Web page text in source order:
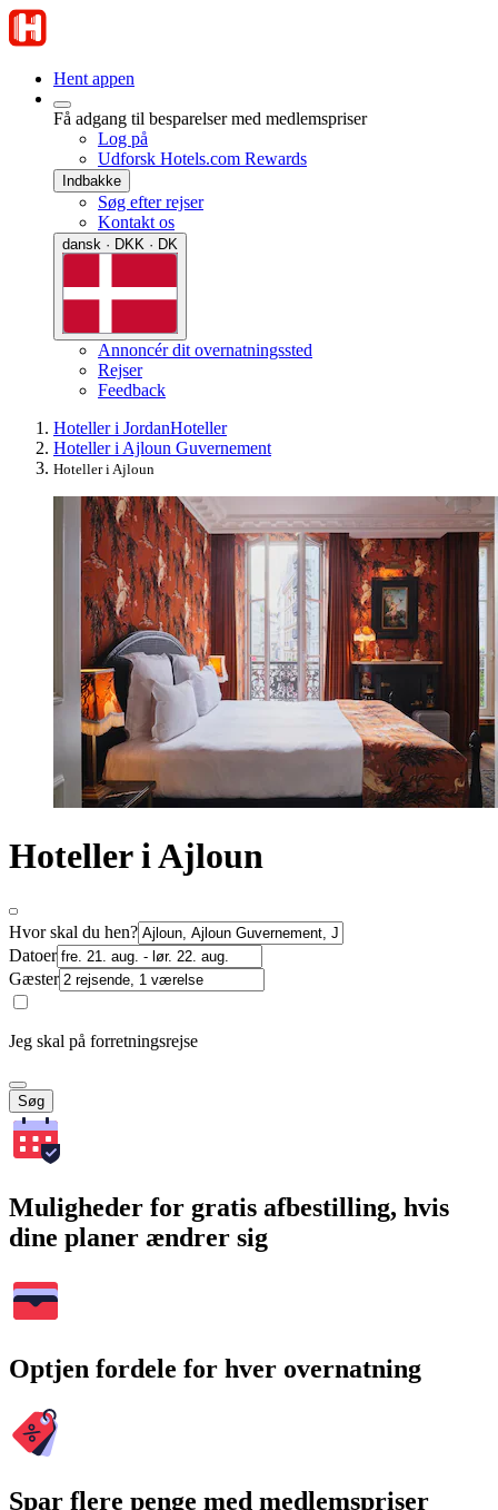
Hent appen
Få adgang til besparelser med medlemspriser
Log på
Udforsk Hotels.com Rewards
Indbakke
Søg efter rejser
Kontakt os
dansk · DKK · DK
Annoncér dit overnatningssted
Rejser
Feedback
Hoteller i JordanHoteller
Hoteller i Ajloun Guvernement
Hoteller i Ajloun
Hoteller i Ajloun
Hvor skal du hen?
Datoer
Gæster
Jeg skal på forretningsrejse
Søg
Muligheder for gratis afbestilling, hvis
dine planer ændrer sig
Optjen fordele for hver overnatning
Spar flere penge med medlemspriser